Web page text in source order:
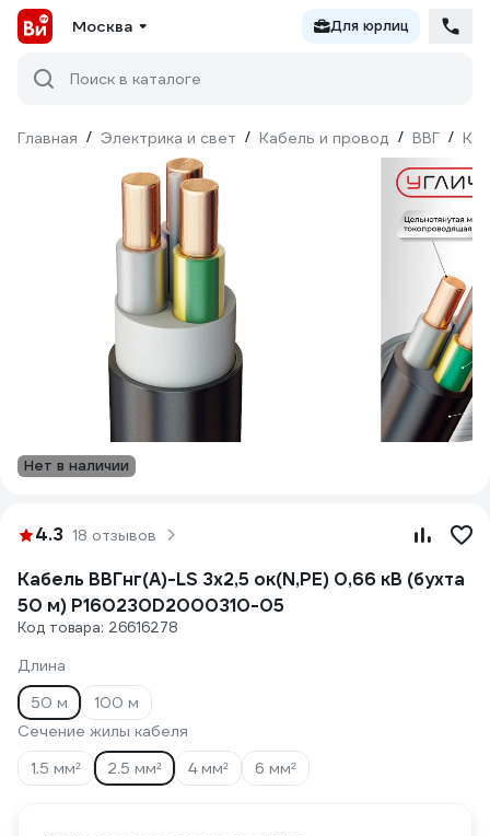
Москва Для юрлиц
Поиск в каталоге
Главная / Электрика и свет / Кабель и провод / ВВГ /
Нет в наличии
4.3 18 отзывов
Кабель ВВГнг(А)-LS 3x2,5 ок(N,PE) 0,66 кВ (бухта
50 м) P160230D2000310-05
Код товара: 26616278
Длина
50 м
100 м
Сечение жилы кабеля
1.5 мм²
2.5 мм² 4 мм² 6 мм²